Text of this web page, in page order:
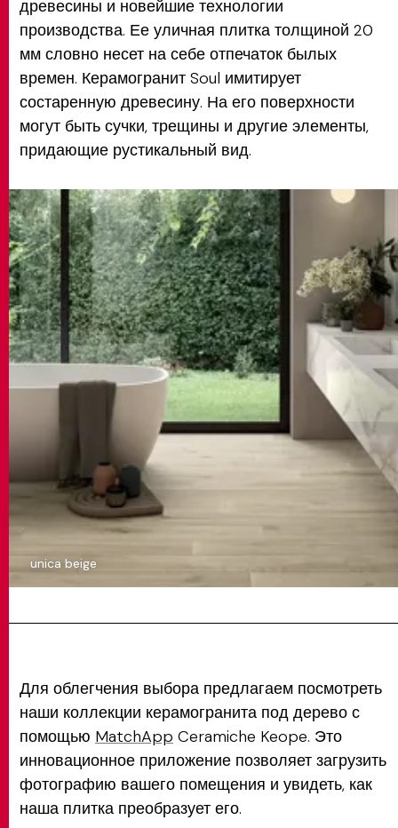
unica beige
древесины и новейшие технологии
производства. Ее уличная плитка толщиной 20
мм словно несет на себе отпечаток былых
времен. Керамогранит Soul имитирует
состаренную древесину. На его поверхности
могут быть сучки, трещины и другие элементы,
придающие рустикальный вид.
Для облегчения выбора предлагаем посмотреть
наши коллекции керамогранита под дерево с
помощью MatchApp Ceramiche Keope. Это
инновационное приложение позволяет загрузить
фотографию вашего помещения и увидеть, как
наша плитка преобразует его.